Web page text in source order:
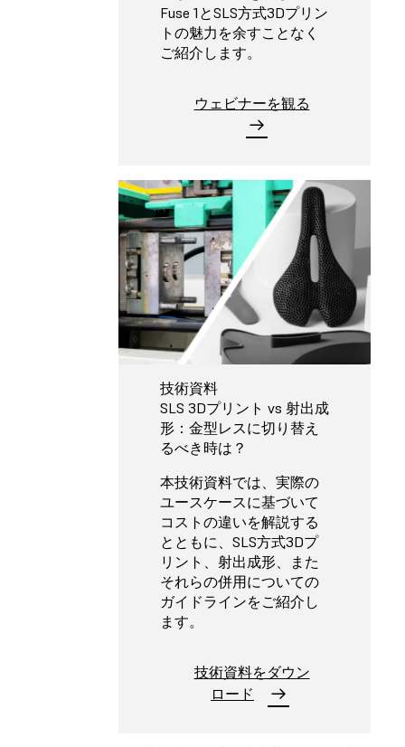
Fuse 1とSLS方式3Dプリン
トの魅力を余すことなく
ご紹介します。
ウェビナーを観る
技術資料
SLS 3Dプリント vs 射出成
形：金型レスに切り替え
るべき時は？
本技術資料では、実際の
ユースケースに基づいて
コストの違いを解説する
とともに、SLS方式3Dプ
リント、射出成形、また
それらの併用についての
ガイドラインをご紹介し
ます。
技術資料をダウン
ロード